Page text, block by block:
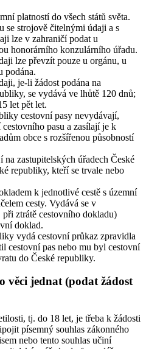
platností do všech států světa.
se strojově čitelnými údaji a s
lze v zahraničí podat u
honorárního konzulárního úřadu.
lze převzít pouze u orgánu, u
podána.
je-li žádost podána na
se vydává ve lhůtě 120 dnů;
let pět let.
cestovní pasy nevydávají,
pasu a zasílají je k
obce s rozšířenou působností
zastupitelských úřadech České
republiky, kteří se trvale nebo
k jednotlivé cestě s územní
cesty. Vydává se v
ztrátě cestovního dokladu)
doklad.
vydá cestovní průkaz zpravidla
cestovní pas nebo mu byl cestovní
do České republiky.
věci jednat (podat žádost
tj. do 18 let, je třeba k žádosti
písemný souhlas zákonného
nebo tento souhlas učiní